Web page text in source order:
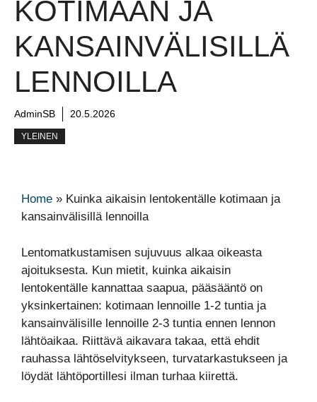
KOTIMAAN JA
KANSAINVÄLISILLÄ
LENNOILLA
AdminSB 20.5.2026
YLEINEN
Home » Kuinka aikaisin lentokentälle kotimaan ja
kansainvälisillä lennoilla
Lentomatkustamisen sujuvuus alkaa oikeasta
ajoituksesta. Kun mietit, kuinka aikaisin
lentokentälle kannattaa saapua, pääsääntö on
yksinkertainen: kotimaan lennoille 1-2 tuntia ja
kansainvälisille lennoille 2-3 tuntia ennen lennon
lähtöaikaa. Riittävä aikavara takaa, että ehdit
rauhassa lähtöselvitykseen, turvatarkastukseen ja
löydät lähtöportillesi ilman turhaa kiirettä.